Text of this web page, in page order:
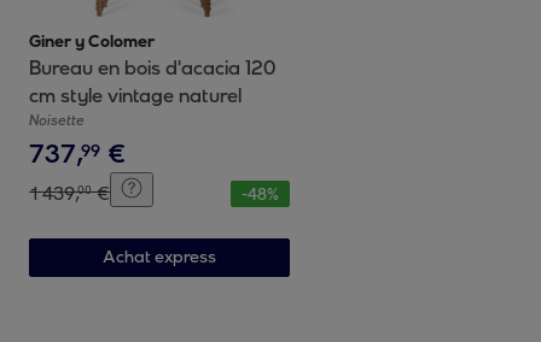
Giner y Colomer
Bureau en bois d'acacia 120
cm style vintage naturel
Noisette
737,99 €
1439,00 € -48%
Achat express